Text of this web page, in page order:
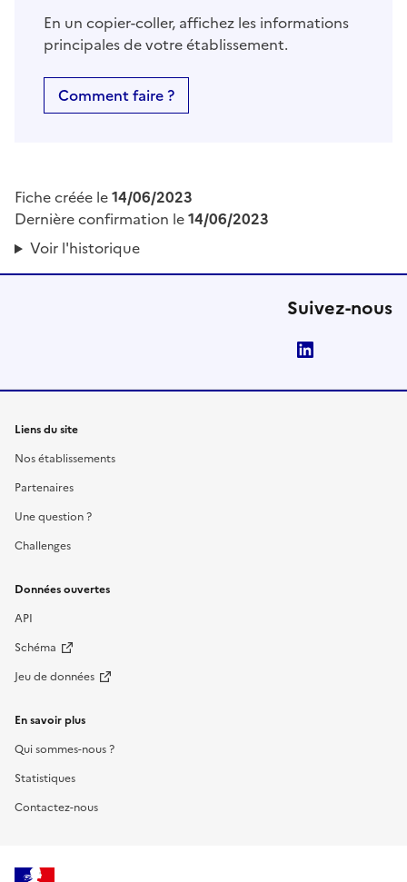
En un copier-coller, affichez les informations
principales de votre établissement.
Comment faire ?
Fiche créée le14/06/2023
Dernière confirmation le14/06/2023
Voir l'historique
Suivez-nous
Liens du site
Nos établissements
Partenaires
Une question ?
Challenges
Données ouvertes
API
Schéma
Jeu de données
En savoir plus
Qui sommes-nous ?
Statistiques
Contactez-nous